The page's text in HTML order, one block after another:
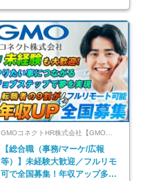
GMOコネクトHR株式会社【GMOインターネットグループ】
【総合職（事務/マーケ/広報
等）】未経験大歓迎／フルリモ
可で全国募集！年収アップ多数